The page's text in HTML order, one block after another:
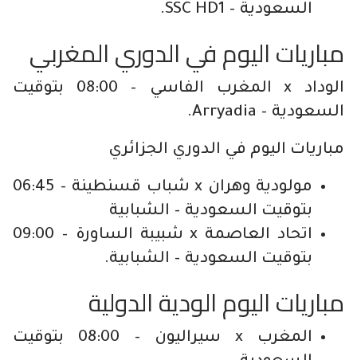
السعودية – SSC HD1.
مباريات اليوم في الدوري المغربي
الوداد x المغرب الفاسي – 08:00 بتوقيت
السعودية – Arryadia.
مباريات اليوم في الدوري الجزائري
مولودية وهران x شباب قسنطينة – 06:45
بتوقيت السعودية – الشبابية
اتحاد العاصمة x شبيبة الساورة – 09:00
بتوقيت السعودية – الشبابية.
مباريات اليوم الودية الدولية
المغرب x سيراليون – 08:00 بتوقيت